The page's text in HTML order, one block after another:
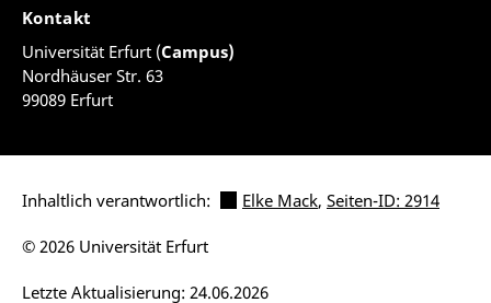
Kontakt
Universität Erfurt (Campus)
Nordhäuser Str. 63
99089 Erfurt
Inhaltlich verantwortlich: Elke Mack, Seiten-ID: 2914
Letzte Aktualisierung: 24.06.2026
© 2026 Universität Erfurt